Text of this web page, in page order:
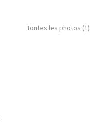
Toutes les photos (1)